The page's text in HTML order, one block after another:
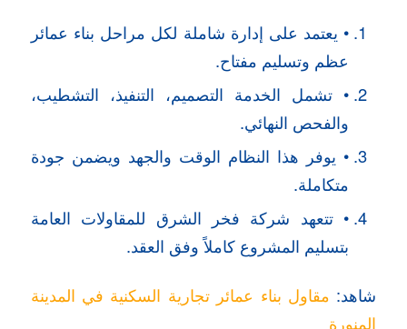
• يعتمد على إدارة شاملة لكل مراحل بناء عمائر
عظم وتسليم مفتاح.
• تشمل الخدمة التصميم، التنفيذ، التشطيب،
والفحص النهائي.
• يوفر هذا النظام الوقت والجهد ويضمن جودة
متكاملة.
• تتعهد شركة فخر الشرق للمقاولات العامة
بتسليم المشروع كاملاً وفق العقد.
شاهد: مقاول بناء عمائر تجارية السكنية في المدينة
المنورة